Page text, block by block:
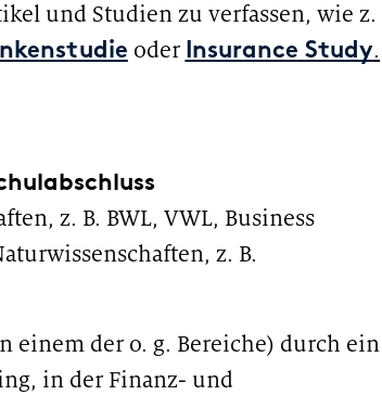
und Studien zu verfassen, wie z.
oder Insurance Study.
z. B. BWL, VWL, Business
z. B.
einem der o. g. Bereiche) durch ein
in der Finanz- und